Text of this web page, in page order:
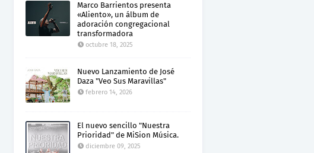
Marco Barrientos presenta
«Aliento», un álbum de
adoración congregacional
transformadora
octubre 18, 2025
Nuevo Lanzamiento de José
Daza "Veo Sus Maravillas"
febrero 14, 2026
El nuevo sencillo "Nuestra
Prioridad" de MiSion Música.
diciembre 09, 2025